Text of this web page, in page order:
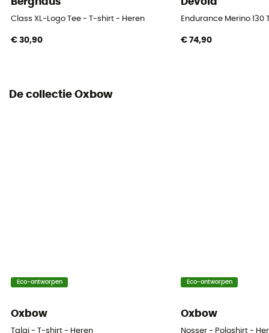
Class XL-Logo Tee - T-shirt - Heren
€ 30,90
Endurance Merino
€ 74,90
De collectie Oxbow
Eco-ontworpen
Oxbow
Talai - T-shirt - Heren
Eco-ontworpen
Oxbow
Nosser - Poloshirt -